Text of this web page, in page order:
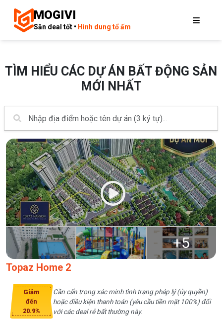
MOGIVI
Săn deal tốt • Hình dung tổ ấm
TÌM HIỂU CÁC DỰ ÁN BẤT ĐỘNG SẢN
MỚI NHẤT
+5
Topaz Home 2
Giảm
đến
20.9%
Cần cẩn trọng xác minh tình trạng pháp lý (ủy quyền)
hoặc điều kiện thanh toán (yêu cầu tiền mặt 100%) đối
với các deal rẻ bất thường này.